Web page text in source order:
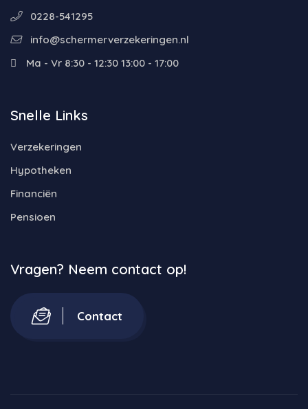
0228-541295
info@schermerverzekeringen.nl
Ma - Vr 8:30 - 12:30 13:00 - 17:00
Snelle Links
Verzekeringen
Hypotheken
Financiën
Pensioen
Vragen? Neem contact op!
Contact